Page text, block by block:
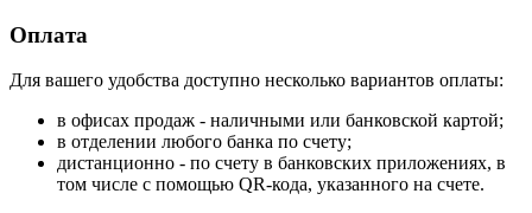
Оплата
Для вашего удобства доступно несколько вариантов оплаты:
в офисах продаж - наличными или банковской картой;
в отделении любого банка по счету;
дистанционно - по счету в банковских приложениях, в
том числе с помощью QR-кода, указанного на счете.